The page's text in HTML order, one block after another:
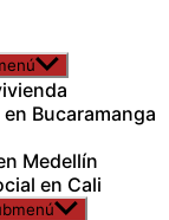
Bucaramanga
Medellín
en Cali